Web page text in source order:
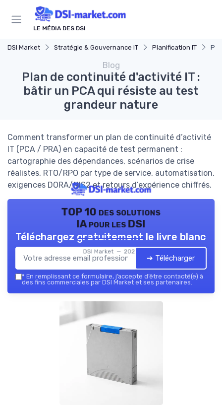
LE MÉDIA DES DSI
DSI Market Stratégie & Gouvernance IT Planification IT
Blog
Plan de continuité d'activité IT :
bâtir un PCA qui résiste au test
grandeur nature
Comment transformer un plan de continuité d’activité
IT (PCA / PRA) en capacité de test permanent :
cartographie des dépendances, scénarios de crise
réalistes, RTO/RPO par type de service, automatisation,
exigences DORA/NIS2 et retours d’expérience chiffrés.
TOP 10 des solutions
IA pour les DSI
DSI Market — 2026
Téléchargez gratuitement le livre blanc
➔ Télécharger
* En remplissant ce formulaire, j’accepte d’être contacté(e) à
des fins commerciales par DSI Market et ses partenaires.
Panneau de gestion des cookies